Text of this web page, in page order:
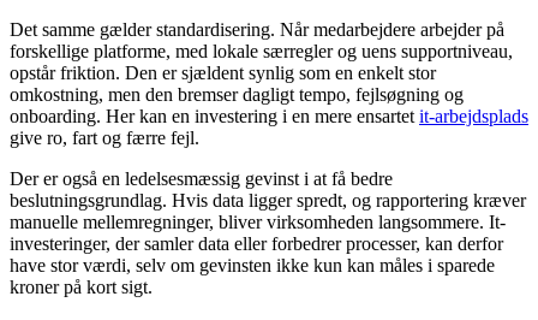
Det samme gælder standardisering. Når medarbejdere arbejder på
forskellige platforme, med lokale særregler og uens supportniveau,
opstår friktion. Den er sjældent synlig som en enkelt stor
omkostning, men den bremser dagligt tempo, fejlsøgning og
onboarding. Her kan en investering i en mere ensartet it-arbejdsplads
give ro, fart og færre fejl.
Der er også en ledelsesmæssig gevinst i at få bedre
beslutningsgrundlag. Hvis data ligger spredt, og rapportering kræver
manuelle mellemregninger, bliver virksomheden langsommere. It-
investeringer, der samler data eller forbedrer processer, kan derfor
have stor værdi, selv om gevinsten ikke kun kan måles i sparede
kroner på kort sigt.